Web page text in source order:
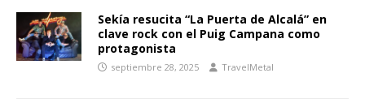
Sekía resucita “La Puerta de Alcalá” en
clave rock con el Puig Campana como
protagonista
septiembre 28, 2025 TravelMetal